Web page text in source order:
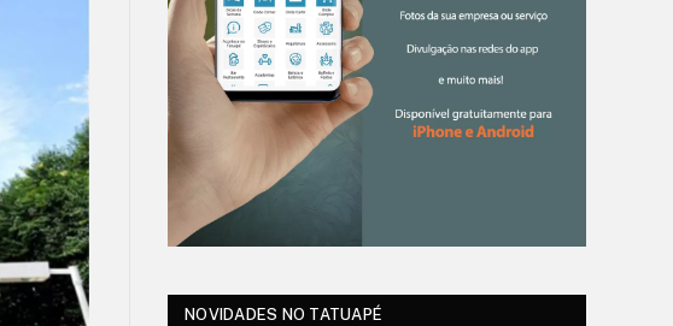
NOVIDADES NO TATUAPÉ